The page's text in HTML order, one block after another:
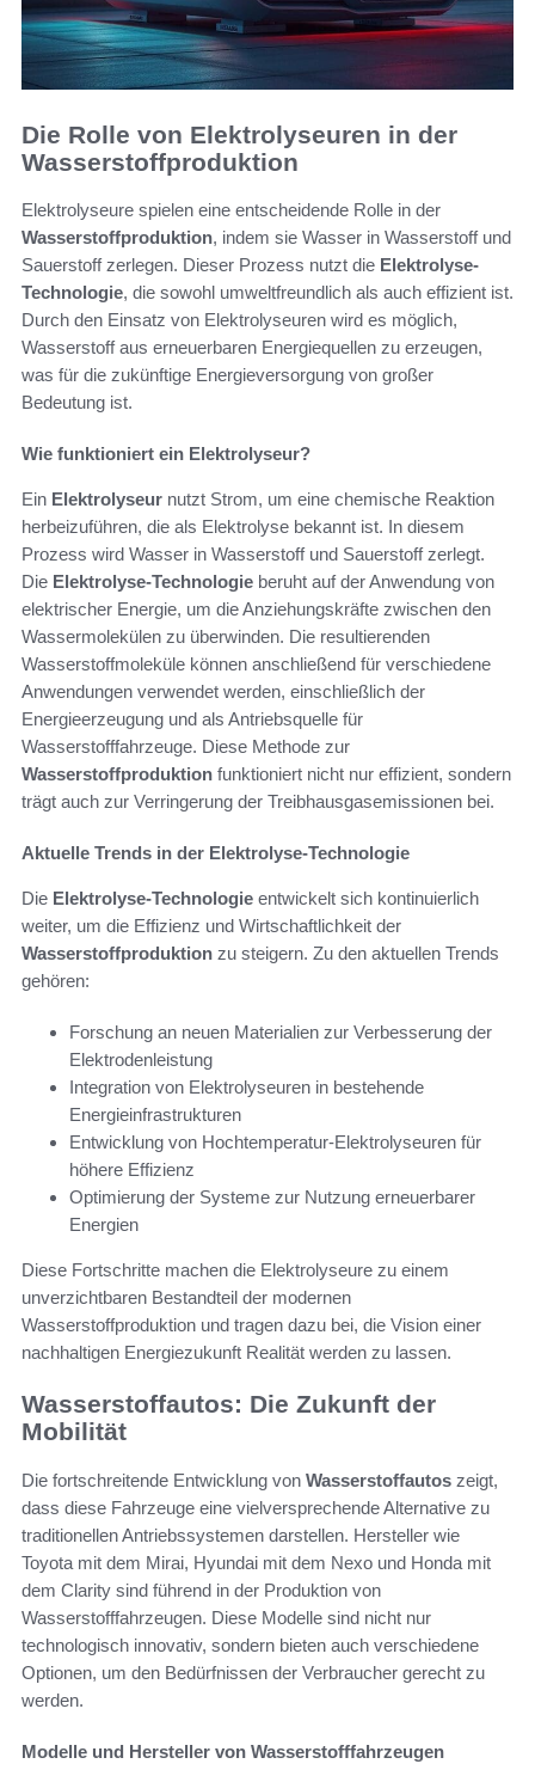
Die Rolle von Elektrolyseuren in der
Wasserstoffproduktion
Elektrolyseure spielen eine entscheidende Rolle in der
Wasserstoffproduktion, indem sie Wasser in Wasserstoff und
Sauerstoff zerlegen. Dieser Prozess nutzt die Elektrolyse-
Technologie, die sowohl umweltfreundlich als auch effizient ist.
Durch den Einsatz von Elektrolyseuren wird es möglich,
Wasserstoff aus erneuerbaren Energiequellen zu erzeugen,
was für die zukünftige Energieversorgung von großer
Bedeutung ist.
Wie funktioniert ein Elektrolyseur?
Ein Elektrolyseur nutzt Strom, um eine chemische Reaktion
herbeizuführen, die als Elektrolyse bekannt ist. In diesem
Prozess wird Wasser in Wasserstoff und Sauerstoff zerlegt.
Die Elektrolyse-Technologie beruht auf der Anwendung von
elektrischer Energie, um die Anziehungskräfte zwischen den
Wassermolekülen zu überwinden. Die resultierenden
Wasserstoffmoleküle können anschließend für verschiedene
Anwendungen verwendet werden, einschließlich der
Energieerzeugung und als Antriebsquelle für
Wasserstofffahrzeuge. Diese Methode zur
Wasserstoffproduktion funktioniert nicht nur effizient, sondern
trägt auch zur Verringerung der Treibhausgasemissionen bei.
Aktuelle Trends in der Elektrolyse-Technologie
Die Elektrolyse-Technologie entwickelt sich kontinuierlich
weiter, um die Effizienz und Wirtschaftlichkeit der
Wasserstoffproduktion zu steigern. Zu den aktuellen Trends
gehören:
Forschung an neuen Materialien zur Verbesserung der
Elektrodenleistung
Integration von Elektrolyseuren in bestehende
Energieinfrastrukturen
Entwicklung von Hochtemperatur-Elektrolyseuren für
höhere Effizienz
Optimierung der Systeme zur Nutzung erneuerbarer
Energien
Diese Fortschritte machen die Elektrolyseure zu einem
unverzichtbaren Bestandteil der modernen
Wasserstoffproduktion und tragen dazu bei, die Vision einer
nachhaltigen Energiezukunft Realität werden zu lassen.
Wasserstoffautos: Die Zukunft der
Mobilität
Die fortschreitende Entwicklung von Wasserstoffautos zeigt,
dass diese Fahrzeuge eine vielversprechende Alternative zu
traditionellen Antriebssystemen darstellen. Hersteller wie
Toyota mit dem Mirai, Hyundai mit dem Nexo und Honda mit
dem Clarity sind führend in der Produktion von
Wasserstofffahrzeugen. Diese Modelle sind nicht nur
technologisch innovativ, sondern bieten auch verschiedene
Optionen, um den Bedürfnissen der Verbraucher gerecht zu
werden.
Modelle und Hersteller von Wasserstofffahrzeugen